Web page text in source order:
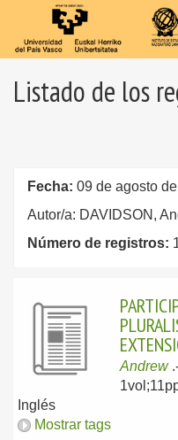
Listado de los
Fecha: 09 de agosto
Autor/a: DAVIDSON,
Número de registros:
Andrew
Inglés
Mostrar tags